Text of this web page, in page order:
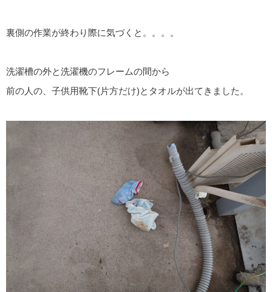
裏側の作業が終わり際に気づくと。。。。
洗濯槽の外と洗濯機のフレームの間から
前の人の、子供用靴下(片方だけ)とタオルが出てきました。